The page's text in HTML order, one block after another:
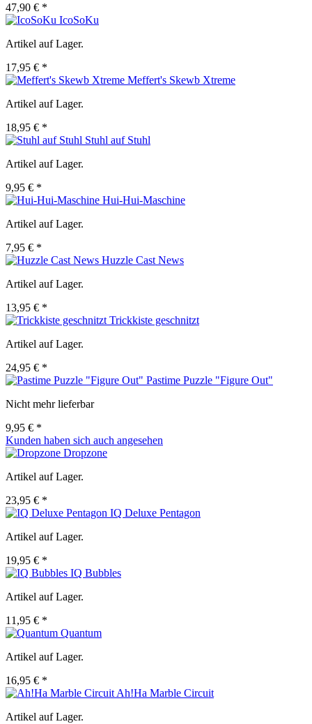
47,90 € *
IcoSoKu
Artikel auf Lager.
17,95 € *
Meffert's Skewb Xtreme
Artikel auf Lager.
18,95 € *
Stuhl auf Stuhl
Artikel auf Lager.
9,95 € *
Hui-Hui-Maschine
Artikel auf Lager.
7,95 € *
Huzzle Cast News
Artikel auf Lager.
13,95 € *
Trickkiste geschnitzt
Artikel auf Lager.
24,95 € *
Pastime Puzzle "Figure Out"
Nicht mehr lieferbar
9,95 € *
Kunden haben sich auch angesehen
Dropzone
Artikel auf Lager.
23,95 € *
IQ Deluxe Pentagon
Artikel auf Lager.
19,95 € *
IQ Bubbles
Artikel auf Lager.
11,95 € *
Quantum
Artikel auf Lager.
16,95 € *
Ah!Ha Marble Circuit
Artikel auf Lager.